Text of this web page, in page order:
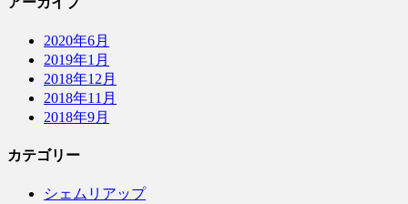
2020年6月
2019年1月
2018年12月
2018年11月
2018年9月
カテゴリー
シェムリアップ